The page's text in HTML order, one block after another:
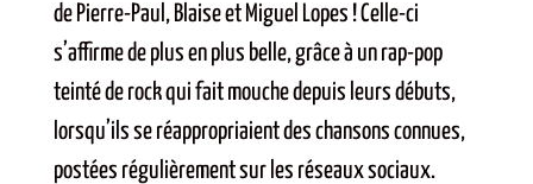
de Pierre-Paul, Blaise et Miguel Lopes ! Celle-ci
s’affirme de plus en plus belle, grâce à un rap-pop
teinté de rock qui fait mouche depuis leurs débuts,
lorsqu’ils se réappropriaient des chansons connues,
postées régulièrement sur les réseaux sociaux.